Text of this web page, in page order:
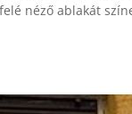
néző ablakát